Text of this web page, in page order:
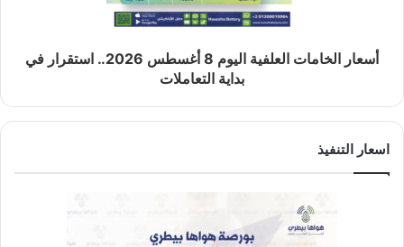
أسعار الخامات العلفية اليوم 8 أغسطس 2026.. استقرار في
بداية التعاملات
اسعار التنفيذ